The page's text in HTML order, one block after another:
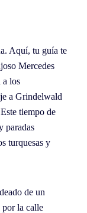
Aquí, tu guía te
Mercedes
a los
a Grindelwald
tiempo de
paradas
turquesas y
de un
por la calle